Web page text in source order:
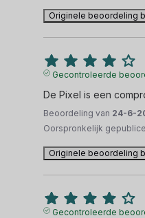
Originele beoordeling
Gecontroleerde
De Pixel is een
Beoordeling van 24-6-
Oorspronkelijk
Originele beoordeling
Gecontroleerde